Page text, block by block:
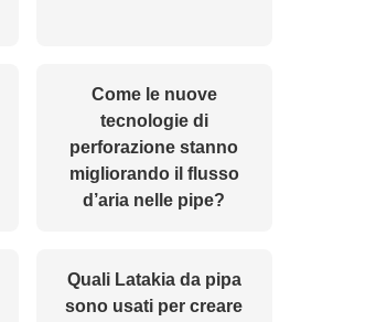
Come le nuove
tecnologie di
perforazione stanno
migliorando il flusso
d’aria nelle pipe?
Quali Latakia da pipa
sono usati per creare